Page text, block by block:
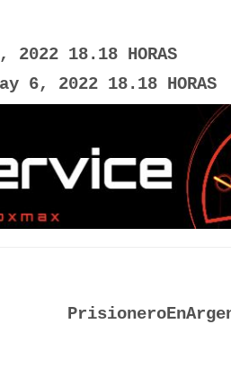
2022 18.18 HORAS
6, 2022 18.18 HORAS